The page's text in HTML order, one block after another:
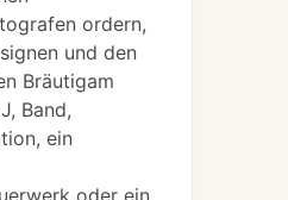
ordern,
und den
Bräutigam
Band,
ein
oder ein